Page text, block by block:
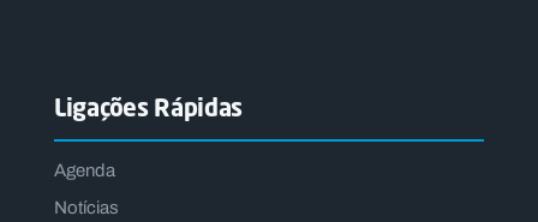
Ligações Rápidas
Agenda
Notícias